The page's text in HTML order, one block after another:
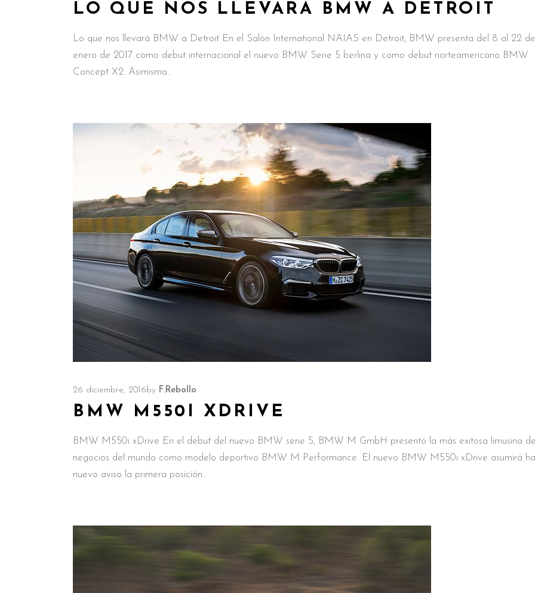
LO QUE NOS LLEVARÁ BMW A DETROIT
Lo que nos llevará BMW a Detroit En el Salón International NAIAS en Detroit, BMW presenta del 8 al 22 de
enero de 2017 como debut internacional el nuevo BMW Serie 5 berlina y como debut norteamericano BMW
Concept X2. Asimismo
26 diciembre, 2016by F.Rebollo
BMW M550I XDRIVE
BMW M550i xDrive En el debut del nuevo BMW serie 5, BMW M GmbH presentó la más exitosa limusina de
negocios del mundo como modelo deportivo BMW M Performance. El nuevo BMW M550i xDrive asumirá
nuevo aviso la primera posición